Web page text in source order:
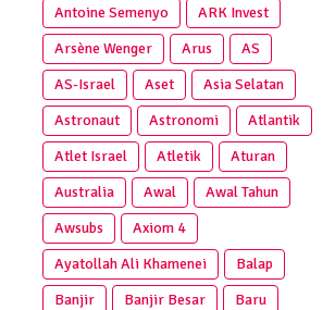
Antoine Semenyo
ARK Invest
Arsène Wenger
Arus
AS
AS-Israel
Aset
Asia Selatan
Astronaut
Astronomi
Atlantik
Atlet Israel
Atletik
Aturan
Australia
Awal
Awal Tahun
Awsubs
Axiom 4
Ayatollah Ali Khamenei
Balap
Banjir
Banjir Besar
Baru